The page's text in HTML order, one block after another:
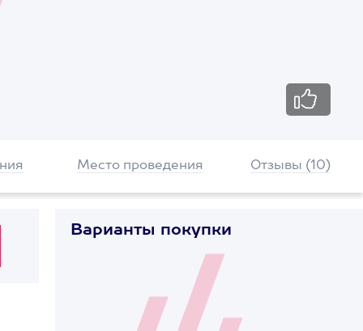
Место проведения Отзывы (10)
Варианты покупки